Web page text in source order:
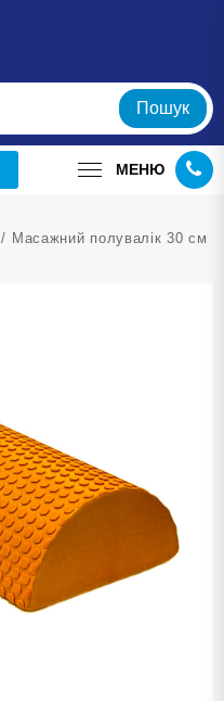
Пошук
МЕНЮ
/ Масажний полувалік 30 см